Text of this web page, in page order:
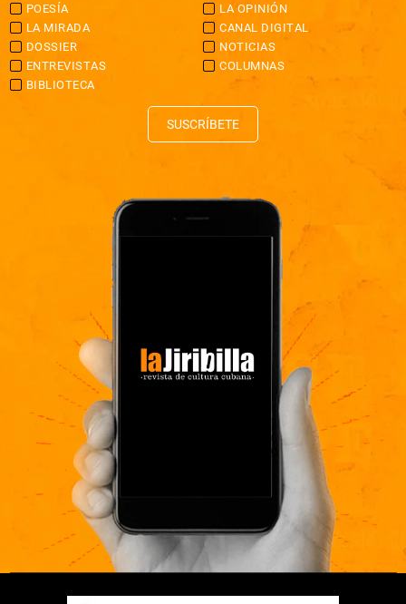
POESÍA
LA OPINIÓN
LA MIRADA
CANAL DIGITAL
DOSSIER
NOTICIAS
ENTREVISTAS
COLUMNAS
BIBLIOTECA
SUSCRÍBETE